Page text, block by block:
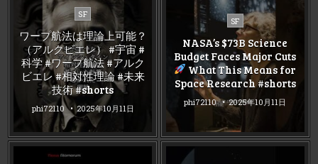
Posted
in
SF
ワープ航法は理論上可能？
（アルクビエレ） #宇宙 #
科学 #ワープ航法 #アルク
ビエレ #相対性理論 #未来
技術 #shorts
phi72110 2025年10月11日
Posted
SF
NASA’s $73B Science
Budget Faces Major Cuts
What This Means for
Space Research #shorts
phi72110 2025年10月11日